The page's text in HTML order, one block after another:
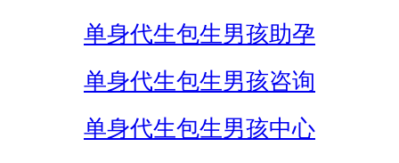
单身代生包生男孩助孕
单身代生包生男孩咨询
单身代生包生男孩中心